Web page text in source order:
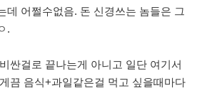
데 어쩔수없음. 돈 신경쓰는 놈들은 그
.
싼걸로 끝나는게 아니고 일단 여기서
끔 음식+과일같은걸 먹고 싶을때마다